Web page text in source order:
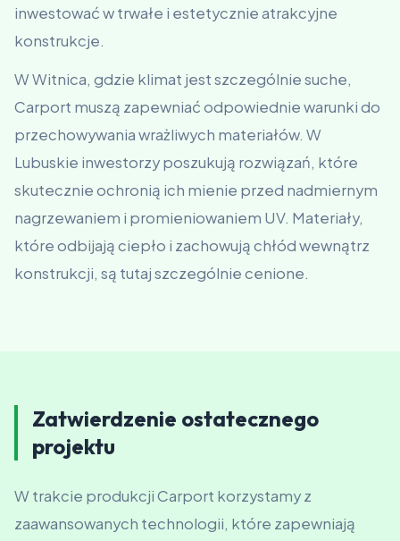
inwestować w trwałe i estetycznie atrakcyjne
konstrukcje.
W Witnica, gdzie klimat jest szczególnie suche,
Carport muszą zapewniać odpowiednie warunki do
przechowywania wrażliwych materiałów. W
Lubuskie inwestorzy poszukują rozwiązań, które
skutecznie ochronią ich mienie przed nadmiernym
nagrzewaniem i promieniowaniem UV. Materiały,
które odbijają ciepło i zachowują chłód wewnątrz
konstrukcji, są tutaj szczególnie cenione.
Zatwierdzenie ostatecznego
projektu
W trakcie produkcji Carport korzystamy z
zaawansowanych technologii, które zapewniają